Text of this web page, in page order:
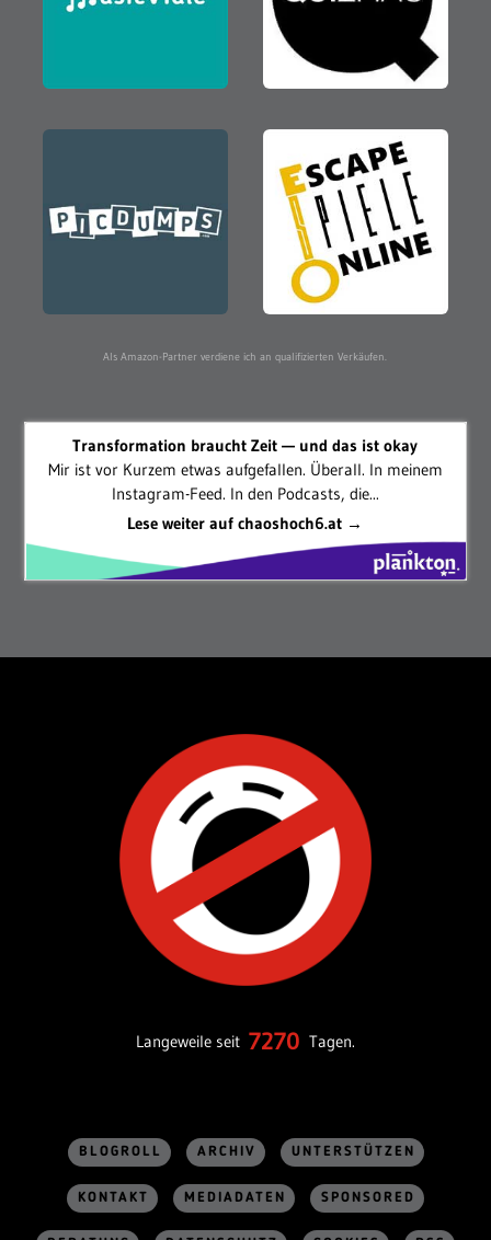
Als Amazon-Partner verdiene ich an qualifizierten Verkäufen.
Transformation braucht Zeit — und das ist okay
Mir ist vor Kurzem etwas aufgefallen. Überall. In meinem
Instagram-Feed. In den Podcasts, die...
Lese weiter auf chaoshoch6.at →
Langeweile seit 7270 Tagen.
BLOGROLL ARCHIV UNTERSTÜTZEN
KONTAKT MEDIADATEN SPONSORED